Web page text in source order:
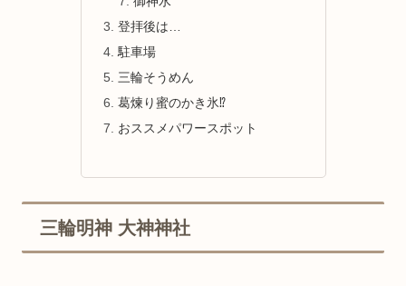
登拝後は…
駐車場
三輪そうめん
葛煉り蜜のかき氷⁉︎
おススメパワースポット
三輪明神 大神神社